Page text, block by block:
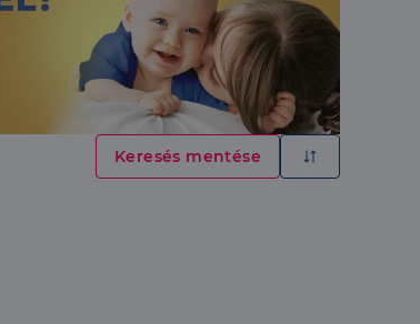
Keresés mentése